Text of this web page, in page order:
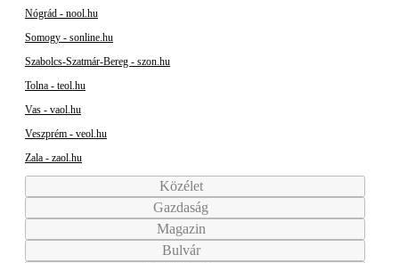
Nógrád - nool.hu
Somogy - sonline.hu
Szabolcs-Szatmár-Bereg - szon.hu
Tolna - teol.hu
Vas - vaol.hu
Veszprém - veol.hu
Zala - zaol.hu
Közélet
Gazdaság
Magazin
Bulvár